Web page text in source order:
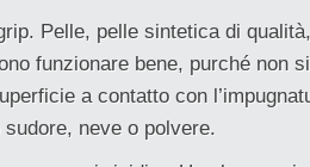
Pelle, pelle sintetica di
funzionare bene, purché non
a contatto con
neve o polvere.